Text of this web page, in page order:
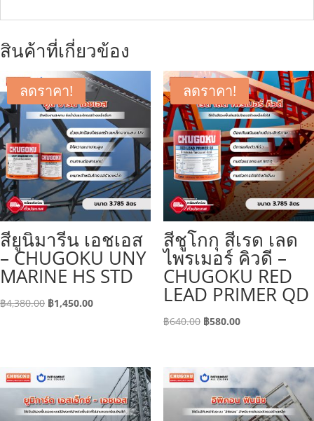
สินค้าที่เกี่ยวข้อง
ลดราคา!
สียูนิมารีน เอชเอส
– CHUGOKU UNY
MARINE HS STD
฿4,380.00 Original
฿1,450.00Current
ลดราคา!
สีชูโกกุ สีเรด เลด
ไพรเมอร์ คิวดี –
CHUGOKU RED
LEAD PRIMER QD
฿640.00 Original
฿640.00.
฿580.00Current
฿580.00.